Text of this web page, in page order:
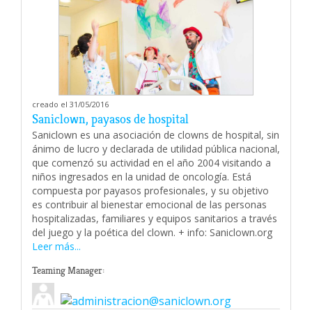
creado el 31/05/2016
Saniclown, payasos de hospital
Saniclown es una asociación de clowns de hospital, sin
ánimo de lucro y declarada de utilidad pública nacional,
que comenzó su actividad en el año 2004 visitando a
niños ingresados en la unidad de oncología. Está
compuesta por payasos profesionales, y su objetivo
es contribuir al bienestar emocional de las personas
hospitalizadas, familiares y equipos sanitarios a través
del juego y la poética del clown. + info: Saniclown.org
Leer más...
Teaming Manager: